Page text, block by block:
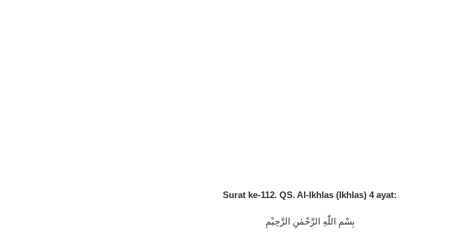
Surat ke-112. QS. Al-Ikhlas (Ikhlas) 4 ayat:
بِسْمِ اللّٰهِ الرَّحْمٰنِ الرَّحِيْمِ